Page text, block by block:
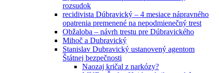
rozsudok
recidivista Dúbravický – 4 mesiace nápravného
opatrenia premenené na nepodmienečný trest
Obžaloba – návrh trestu pre Dúbravického
Mihoč a Dubravický
Stanislav Dubravický ustanovený agentom
Štátnej bezpečnosti
Naozaj kričal z narkózy?